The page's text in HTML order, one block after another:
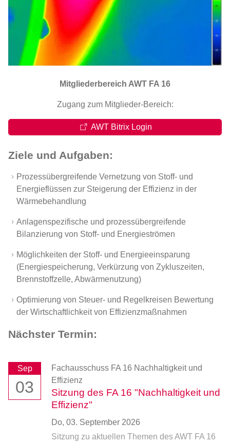
Mitgliederbereich AWT FA 16
Zugang zum Mitglieder-Bereich:
AWT Bitrix Login
Ziele und Aufgaben:
Prozessübergreifende Vernetzung von Stoff- und
Energieflüssen zur Steigerung der Effizienz in der
Wärmebehandlung
Anlagenspezifische und prozessübergreifende
Bilanzierung von Stoff- und Energieströmen
Möglichkeiten der Stoff- und Energieeinsparung
(Energiespeicherung, Verkürzung von Zykluszeiten,
Brennstoffzelle, Abwärmenutzung)
Optimierung von Steuer- und Regelkreisen Bewertung
der Wirtschaftlichkeit von Effizienzmaßnahmen
Nächster Termin:
Sep
03
Fachausschuss FA 16 Nachhaltigkeit und
Effizienz
Sitzung des FA 16 "Nachhaltigkeit und
Effizienz"
Do, 03. September 2026
Sitzung zu aktuellen Themen des AWT FA 16